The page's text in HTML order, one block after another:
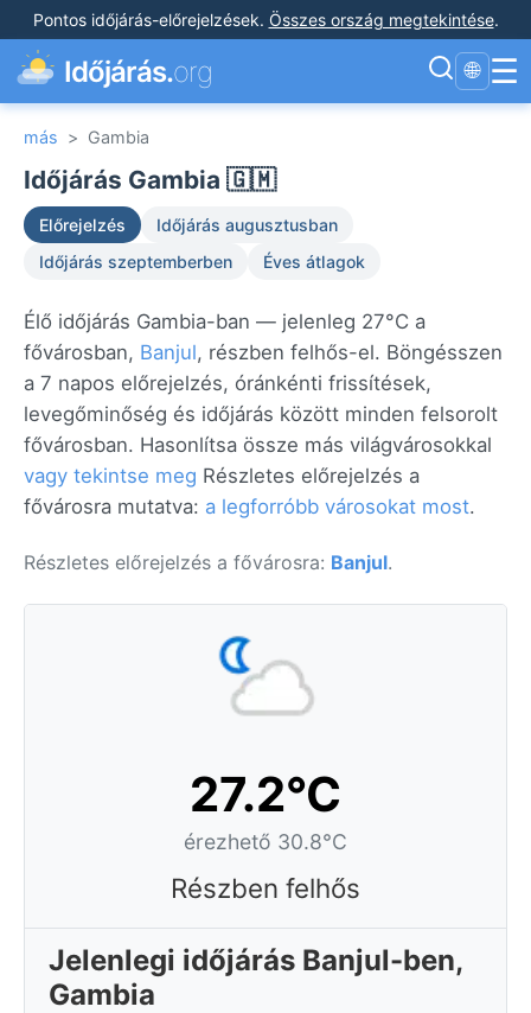
Pontos időjárás-előrejelzések. Összes ország megtekintése.
Időjárás.org 🌐 ☰
más > Gambia
Időjárás Gambia 🇬🇲
Előrejelzés
Időjárás augusztusban
Időjárás szeptemberben
Éves átlagok
Élő időjárás Gambia-ban — jelenleg 27°C a
fővárosban, Banjul, részben felhős-el. Böngésszen
a 7 napos előrejelzés, óránkénti frissítések,
levegőminőség és időjárás között minden felsorolt
fővárosban. Hasonlítsa össze más világvárosokkal
vagy tekintse meg Részletes előrejelzés a
fővárosra mutatva: a legforróbb városokat most.
Részletes előrejelzés a fővárosra: Banjul.
27.2°C
érezhető 30.8°C
Részben felhős
Jelenlegi időjárás Banjul-ben,
Gambia